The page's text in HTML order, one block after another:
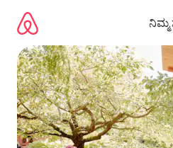
ಹೋಗಿ
ನಿಮ್ಮ